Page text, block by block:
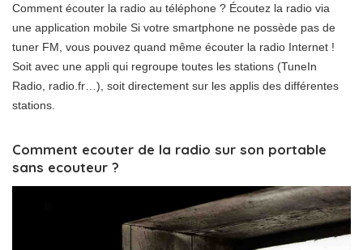
Comment écouter la radio au téléphone ? Écoutez la radio via
une application mobile Si votre smartphone ne possède pas de
tuner FM, vous pouvez quand même écouter la radio Internet !
Soit avec une appli qui regroupe toutes les stations (TuneIn
Radio, radio.fr…), soit directement sur les applis des différentes
stations.
Comment ecouter de la radio sur son portable
sans ecouteur ?